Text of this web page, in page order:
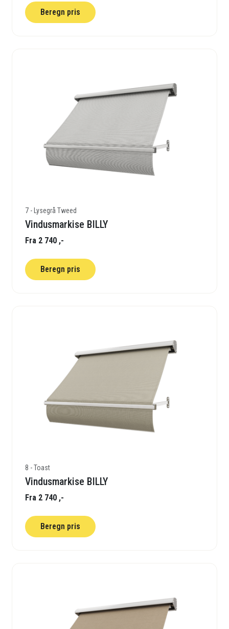
Beregn pris
7 - Lysegrå Tweed
Vindusmarkise BILLY
Fra 2 740 ,-
Beregn pris
8 - Toast
Vindusmarkise BILLY
Fra 2 740 ,-
Beregn pris